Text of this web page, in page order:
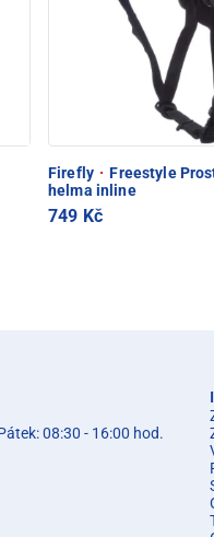
Firefly · Freestyle
helma inline
749 Kč
08:30 - 16:00 hod.